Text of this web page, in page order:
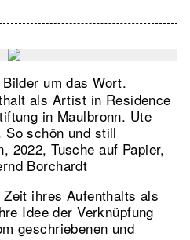
Bilder um das Wort.
als Artist in Residence
in Maulbronn. Ute
So schön und still
2022, Tusche auf Papier,
Borchardt
ihres Aufenthalts als
Idee der Verknüpfung
geschriebenen und